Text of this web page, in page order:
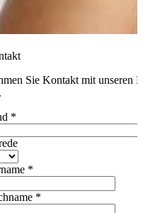
Sie Kontakt mit unseren
*
*
*